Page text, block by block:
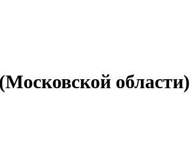
области)